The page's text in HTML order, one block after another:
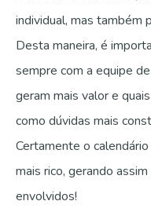
individual, mas também
Desta maneira, é
sempre com a equipe
geram mais valor e
como dúvidas mais
Certamente o
mais rico, gerando
envolvidos!